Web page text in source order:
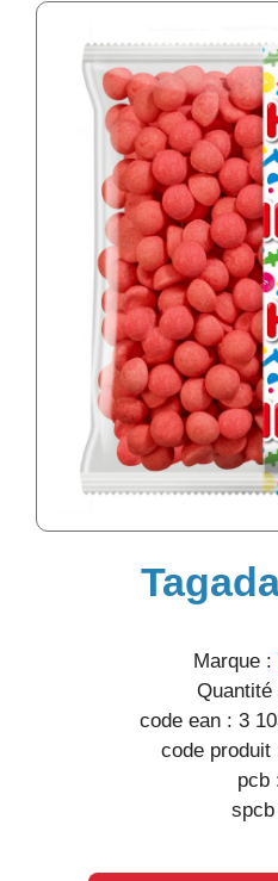
Marque :
Quantité
code ean : 3
code produit
pcb
spcb